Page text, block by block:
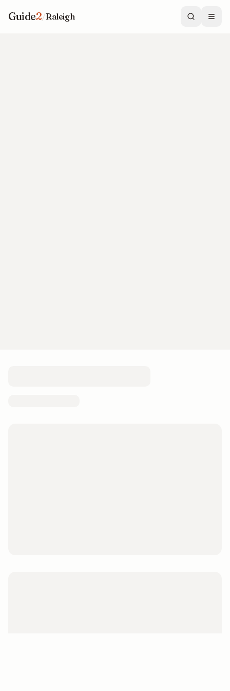
Guide2/Raleigh